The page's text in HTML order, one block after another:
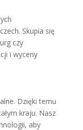
Skupia się
czy
i wyceny
Dzięki temu
kraju. Nasz
aby